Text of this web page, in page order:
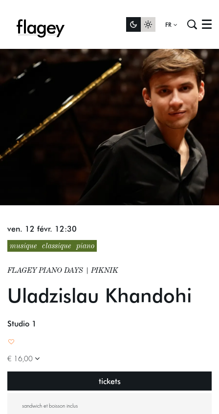
FR Menu
musique classique piano
Uladzislau Khandohi
FLAGEY PIANO DAYS | PIKNIK
ven. 12 févr. 12:30
Studio 1
€ 16,00
tickets
sandwich et boisson inclus